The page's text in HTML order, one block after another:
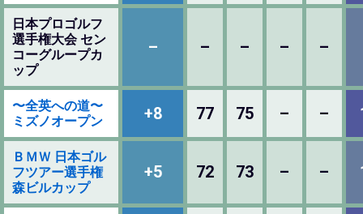
日本プロゴルフ
選手権大会 セン
コーグループカ
ップ
– – – – –
〜全英への道〜
ミズノオープン
+8 77 75 – –
ＢＭＷ 日本ゴル
フツアー選手権
森ビルカップ
+5 72 73 – –